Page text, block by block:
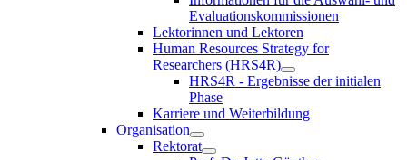
Evaluationskommissionen
Lektorinnen und Lektoren
Human Resources Strategy for
Researchers (HRS4R)
HRS4R - Ergebnisse der initialen
Phase
Karriere und Weiterbildung
Organisation
Rektorat